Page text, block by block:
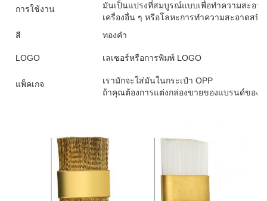
การใช้งาน
มันเป็นแปรงที่สมบูรณ์แบบเพื่อทําความสะอา
เครื่องอื่น ๆ หรือโลหะการทําความสะอาดสนิม
สี
ทองคํา
LOGO เลเซอร์หรือการพิมพ์ LOGO
แพ็คเกจ
เรามักจะใส่มันในกระเป๋า OPP
ถ้าคุณต้องการแต่งกล่องขายของแบรนด์ของ